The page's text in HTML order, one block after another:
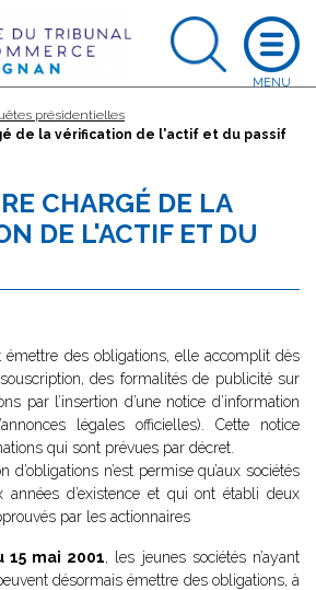
présidentielles
de la vérification de l'actif et du passif
CHARGÉ DE LA
DE L'ACTIF ET DU
émettre des obligations, elle accomplit dès
des formalités de publicité sur
par l’insertion d’une notice d’information
légales officielles). Cette notice
qui sont prévues par décret.
d’obligations n’est permise qu’aux sociétés
années d’existence et qui ont établi deux
par les actionnaires
15 mai 2001, les jeunes sociétés n’ayant
désormais émettre des obligations, à